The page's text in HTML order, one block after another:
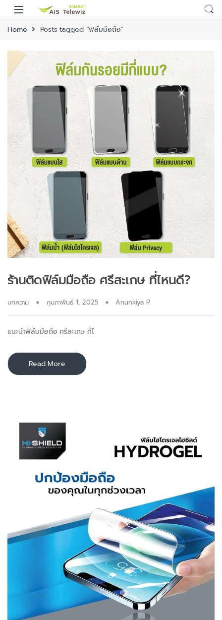
Home Posts tagged “ฟิล์มมือถือ”
ร้านติดฟิล์มมือถือ ศรีสะเกษ ที่ไหนดี?
บทความ กุมภาพันธ์ 1, 2025 Anunkiya P
แนะนำฟิล์มมือถือ ศรีสะเกษ ที่ไ
Read More